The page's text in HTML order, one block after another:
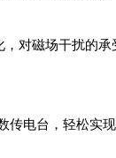
对磁场干扰的承
电台，轻松实现